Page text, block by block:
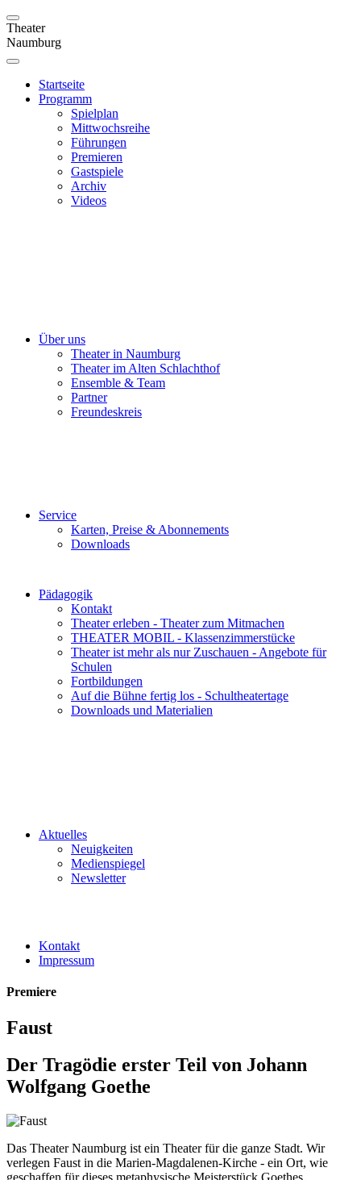
Theater
Naumburg
Startseite
Programm
Spielplan
Mittwochsreihe
Führungen
Premieren
Gastspiele
Archiv
Videos
Über uns
Theater in Naumburg
Theater im Alten Schlachthof
Ensemble & Team
Partner
Freundeskreis
Service
Karten, Preise & Abonnements
Downloads
Pädagogik
Kontakt
Theater erleben - Theater zum Mitmachen
THEATER MOBIL - Klassenzimmerstücke
Theater ist mehr als nur Zuschauen - Angebote für
Schulen
Fortbildungen
Auf die Bühne fertig los - Schultheatertage
Downloads und Materialien
Aktuelles
Neuigkeiten
Medienspiegel
Newsletter
Kontakt
Impressum
Premiere
Faust
Der Tragödie erster Teil von Johann
Wolfgang Goethe
Das Theater Naumburg ist ein Theater für die ganze Stadt. Wir
verlegen Faust in die Marien-Magdalenen-Kirche - ein Ort, wie